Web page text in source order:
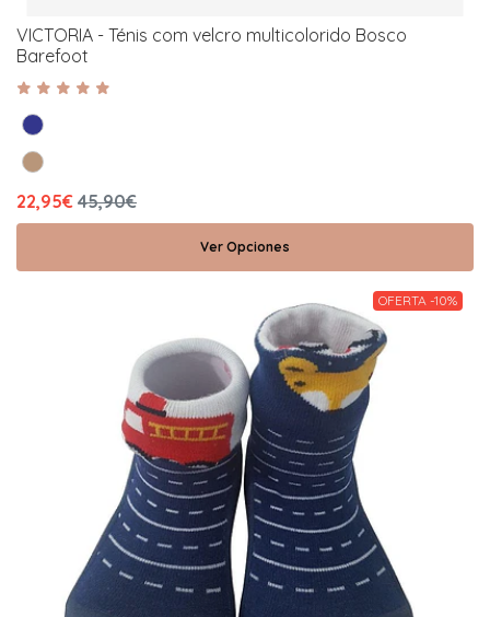
VICTORIA - Ténis com velcro multicolorido Bosco
Barefoot
22,95€ 45,90€
Ver Opciones
OFERTA -10%